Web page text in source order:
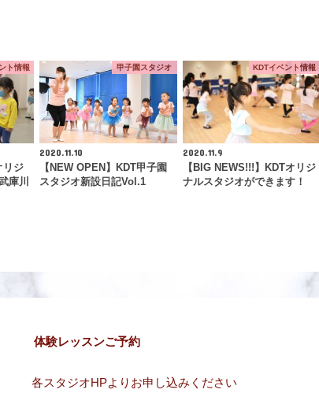
ト情報
リジ
庫川
甲子園スタジオ
2020.11.10
【NEW OPEN】KDT甲子園
スタジオ新設日記Vol.1
KDTイベント情報
2020.11.9
【BIG NEWS!!!】KDTオリジ
ナルスタジオができます！
体験レッスンご予約
各スタジオHPよりお申し込みください